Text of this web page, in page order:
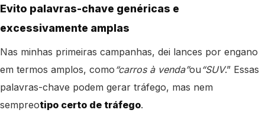
Evito palavras-chave genéricas e
excessivamente amplas
Nas minhas primeiras campanhas, dei lances por engano
em termos amplos, como “carros à venda”ou “SUV.” Essas
palavras-chave podem gerar tráfego, mas nem
sempreotipo certo de tráfego.